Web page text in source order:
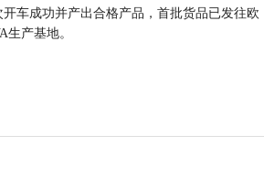
车成功并产出合格产品，首批货品已发往欧
产基地。